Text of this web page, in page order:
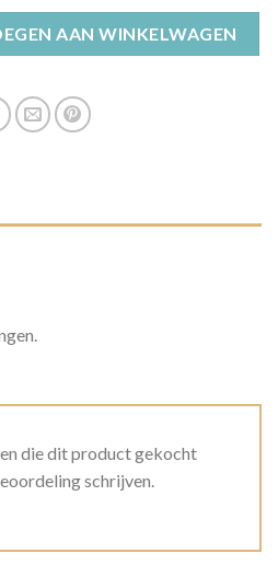
AAN WINKELWAGEN
die dit product gekocht
schrijven.